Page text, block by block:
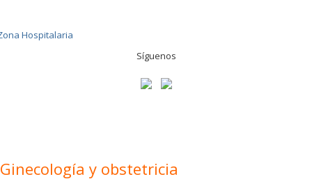
Síguenos
Ginecología y obstetricia